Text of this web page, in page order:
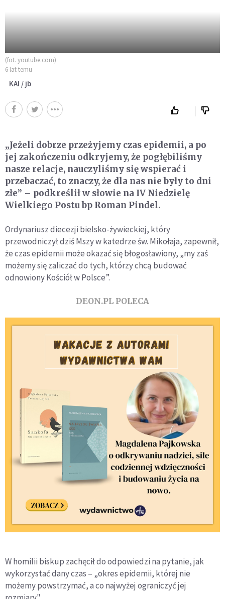
(fot. youtube.com)
6 lat temu
KAI / jb
„Jeżeli dobrze przeżyjemy czas epidemii, a po
jej zakończeniu odkryjemy, że pogłębiliśmy
nasze relacje, nauczyliśmy się wspierać i
przebaczać, to znaczy, że dla nas nie były to dni
złe” – podkreślił w słowie na IV Niedzielę
Wielkiego Postu bp Roman Pindel.
Ordynariusz diecezji bielsko-żywieckiej, który
przewodniczył dziś Mszy w katedrze św. Mikołaja, zapewnił,
że czas epidemii może okazać się błogosławiony, „my zaś
możemy się zaliczać do tych, którzy chcą budować
odnowiony Kościół w Polsce”.
DEON.PL POLECA
W homilii biskup zachęcił do odpowiedzi na pytanie, jak
wykorzystać dany czas – „okres epidemii, której nie
możemy powstrzymać, a co najwyżej ograniczyć jej